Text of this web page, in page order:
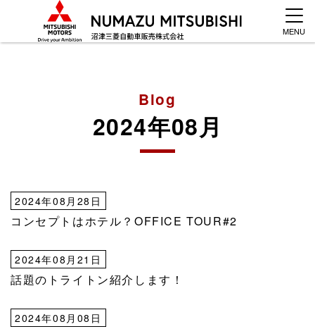
MENU
Blog
2024年08月
2024年08月28日
コンセプトはホテル？OFFICE TOUR#2
2024年08月21日
話題のトライトン紹介します！
2024年08月08日